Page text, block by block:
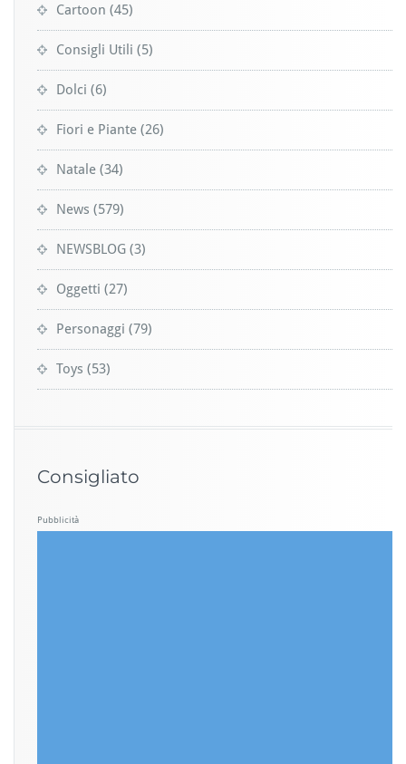
Cartoon (45)
Consigli Utili (5)
Dolci (6)
Fiori e Piante (26)
Natale (34)
News (579)
NEWSBLOG (3)
Oggetti (27)
Personaggi (79)
Toys (53)
Consigliato
Pubblicità